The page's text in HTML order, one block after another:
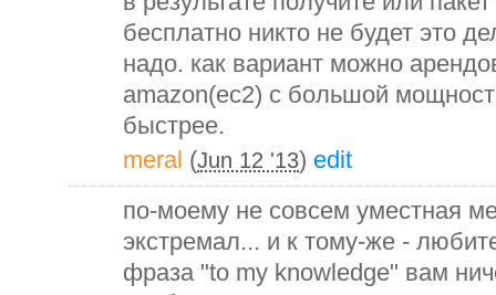
бесплатно никто не будет это
надо. как вариант можно
amazon(ec2) с большой
быстрее.
meral (Jun 12 '13) edit
по-моему не совсем уместная
экстремал... и к тому-же -
фраза "to my knowledge" вам